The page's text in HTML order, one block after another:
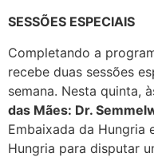
SESSÕES ESPECIAIS
Completando a
recebe duas sessões
semana. Nesta quinta,
das Mães: Dr.
Embaixada da Hungria
Hungria para disputar